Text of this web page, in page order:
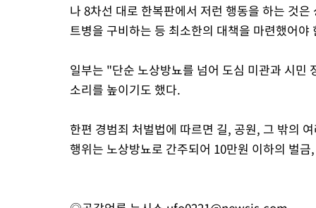
나 8차선 대로 한복판에서 저런 행동을 하는 것
트병을 구비하는 등 최소한의 대책을 마련했어
일부는 "단순 노상방뇨를 넘어 도심 미관과 시민
소리를 높이기도 했다.
한편 경범죄 처벌법에 따르면 길, 공원, 그 밖의
행위는 노상방뇨로 간주되어 10만원 이하의 벌